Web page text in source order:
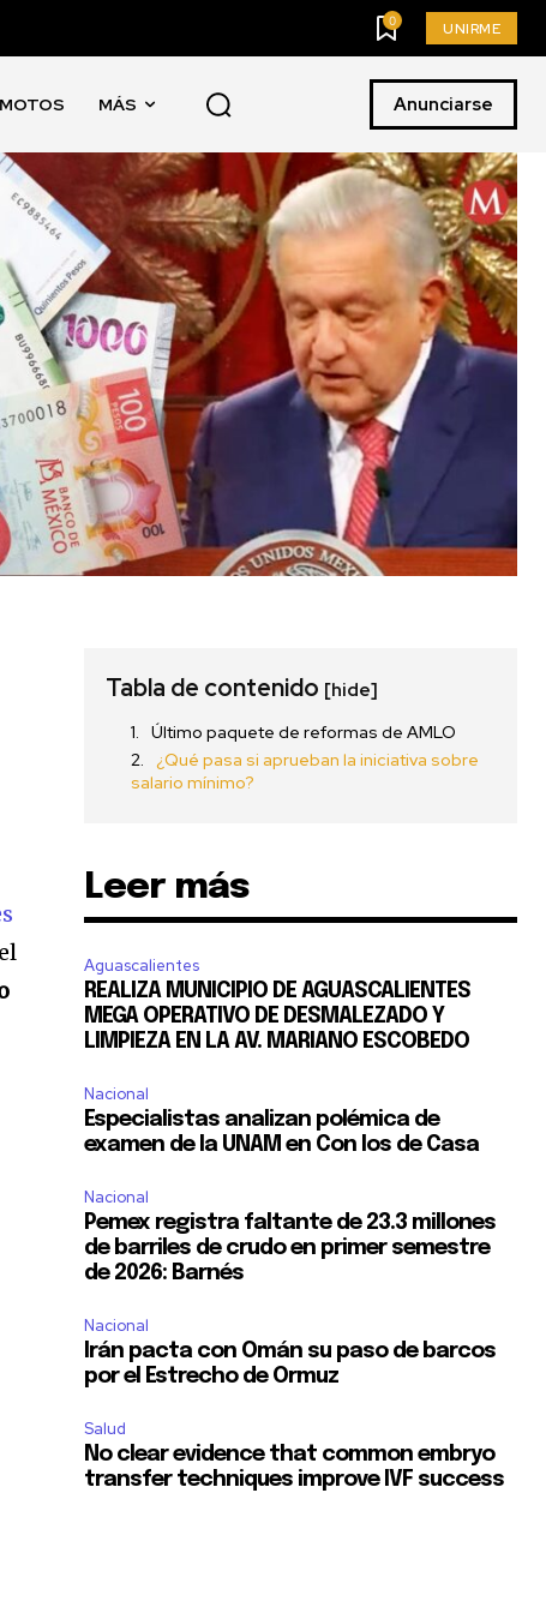
0 UNIRME
MÁS Anunciarse
Tabla de contenido [hide]
Último paquete de reformas de AMLO
¿Qué pasa si aprueban la iniciativa sobre
salario mínimo?
Leer más
Aguascalientes
REALIZA MUNICIPIO DE AGUASCALIENTES
MEGA OPERATIVO DE DESMALEZADO Y
LIMPIEZA EN LA AV. MARIANO ESCOBEDO
Nacional
Especialistas analizan polémica de
examen de la UNAM en Con los de Casa
Nacional
Pemex registra faltante de 23.3 millones
de barriles de crudo en primer semestre
de 2026: Barnés
Nacional
Irán pacta con Omán su paso de barcos
por el Estrecho de Ormuz
Salud
No clear evidence that common embryo
transfer techniques improve IVF success